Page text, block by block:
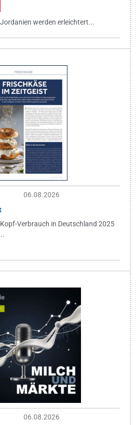
werden erleichtert...
06.08.2026
Verbrauch in Deutschland 2025
06.08.2026